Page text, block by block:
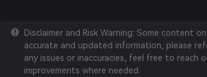
Disclaimer and Risk Warning: Some content
accurate and updated information, please
any issues or inaccuracies, feel free to
improvements where needed.